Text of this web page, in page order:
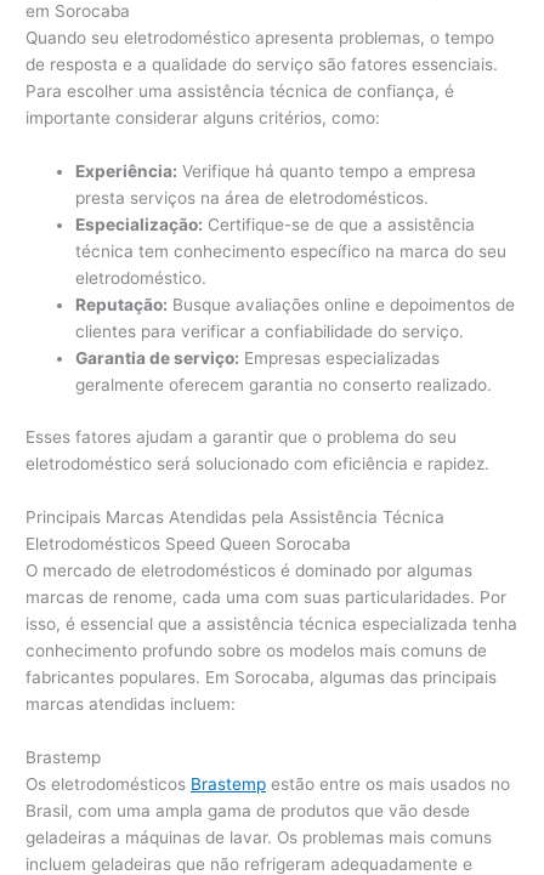
em Sorocaba
Quando seu eletrodoméstico apresenta problemas, o tempo
de resposta e a qualidade do serviço são fatores essenciais.
Para escolher uma assistência técnica de confiança, é
importante considerar alguns critérios, como:
Experiência: Verifique há quanto tempo a empresa
presta serviços na área de eletrodomésticos.
Especialização: Certifique-se de que a assistência
técnica tem conhecimento específico na marca do seu
eletrodoméstico.
Reputação: Busque avaliações online e depoimentos de
clientes para verificar a confiabilidade do serviço.
Garantia de serviço: Empresas especializadas
geralmente oferecem garantia no conserto realizado.
Esses fatores ajudam a garantir que o problema do seu
eletrodoméstico será solucionado com eficiência e rapidez.
Principais Marcas Atendidas pela Assistência Técnica
Eletrodomésticos Speed Queen Sorocaba
O mercado de eletrodomésticos é dominado por algumas
marcas de renome, cada uma com suas particularidades. Por
isso, é essencial que a assistência técnica especializada tenha
conhecimento profundo sobre os modelos mais comuns de
fabricantes populares. Em Sorocaba, algumas das principais
marcas atendidas incluem:
Brastemp
Os eletrodomésticos Brastemp estão entre os mais usados no
Brasil, com uma ampla gama de produtos que vão desde
geladeiras a máquinas de lavar. Os problemas mais comuns
incluem geladeiras que não refrigeram adequadamente e